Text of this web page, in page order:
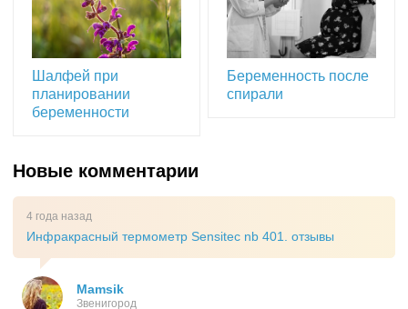
Шалфей при
планировании
беременности
Беременность после
спирали
Новые комментарии
4 года назад
Инфракрасный термометр Sensitec nb 401. отзывы
Mamsik
Звенигород